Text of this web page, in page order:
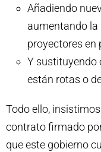
Añadiendo
aumentando la
proyectores en
Y sustituyendo
están rotas o
Todo ello,
contrato firmado
que este gobierno